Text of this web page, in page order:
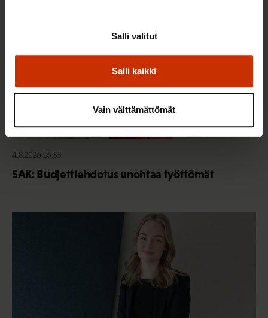
Salli kaikki
Salli valitut
Vain välttämättömät
4.8.2026 16:55
SAK: Budjettiehdotus unohtaa työttömät